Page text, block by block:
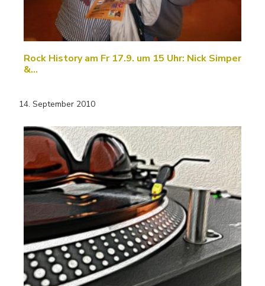
Rock History am Fr 17.9. um 15 Uhr: Nick Simper
&…
14. September 2010